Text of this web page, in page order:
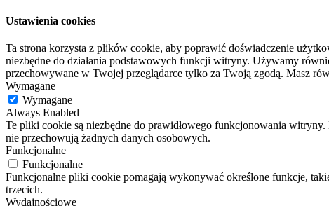
Ustawienia cookies
Ta strona korzysta z plików cookie, aby poprawić doświadczenie
niezbędne do działania podstawowych funkcji witryny. Używamy
przechowywane w Twojej przeglądarce tylko za Twoją zgodą. Masz
Wymagane
Wymagane
Always Enabled
Te pliki cookie są niezbędne do prawidłowego funkcjonowania
nie przechowują żadnych danych osobowych.
Funkcjonalne
Funkcjonalne
Funkcjonalne pliki cookie pomagają wykonywać określone funkcje,
trzecich.
Wydajnościowe